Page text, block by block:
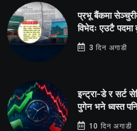
प्रभू बैंकमा
विभेदः एउटै पदमा
3 दिन अगाडी
इन्ट्रा-डे र सर्ट
पुगेन भने ध्वस्त
10 दिन अगाडी